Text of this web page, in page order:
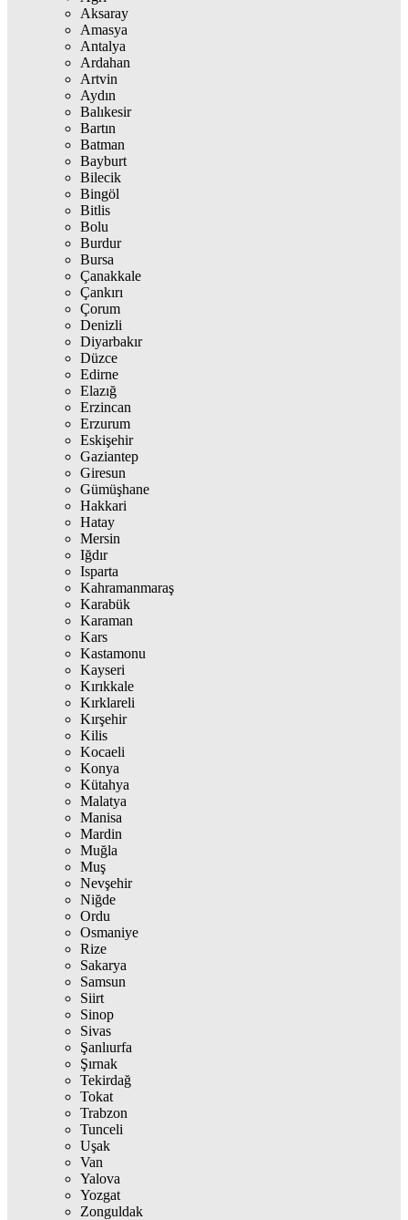
Aksaray
Amasya
Antalya
Ardahan
Artvin
Aydın
Balıkesir
Bartın
Batman
Bayburt
Bilecik
Bingöl
Bitlis
Bolu
Burdur
Bursa
Çanakkale
Çankırı
Çorum
Denizli
Diyarbakır
Düzce
Edirne
Elazığ
Erzincan
Erzurum
Eskişehir
Gaziantep
Giresun
Gümüşhane
Hakkari
Hatay
Mersin
Iğdır
Isparta
Kahramanmaraş
Karabük
Karaman
Kars
Kastamonu
Kayseri
Kırıkkale
Kırklareli
Kırşehir
Kilis
Kocaeli
Konya
Kütahya
Malatya
Manisa
Mardin
Muğla
Muş
Nevşehir
Niğde
Ordu
Osmaniye
Rize
Sakarya
Samsun
Siirt
Sinop
Sivas
Şanlıurfa
Şırnak
Tekirdağ
Tokat
Trabzon
Tunceli
Uşak
Van
Yalova
Yozgat
Zonguldak